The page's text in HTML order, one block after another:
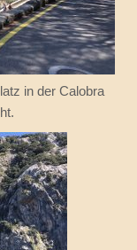
in der Calobra